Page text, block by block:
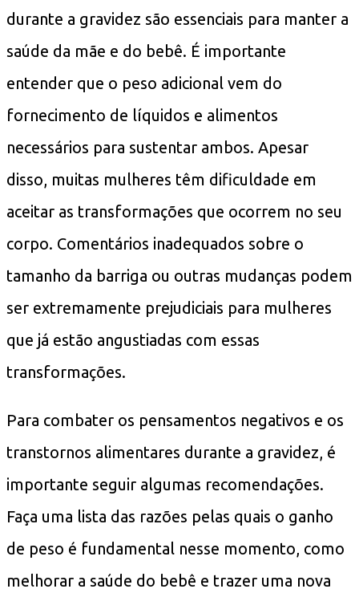
durante a gravidez são essenciais para manter a
saúde da mãe e do bebê. É importante
entender que o peso adicional vem do
fornecimento de líquidos e alimentos
necessários para sustentar ambos. Apesar
disso, muitas mulheres têm dificuldade em
aceitar as transformações que ocorrem no seu
corpo. Comentários inadequados sobre o
tamanho da barriga ou outras mudanças podem
ser extremamente prejudiciais para mulheres
que já estão angustiadas com essas
transformações.
Para combater os pensamentos negativos e os
transtornos alimentares durante a gravidez, é
importante seguir algumas recomendações.
Faça uma lista das razões pelas quais o ganho
de peso é fundamental nesse momento, como
melhorar a saúde do bebê e trazer uma nova